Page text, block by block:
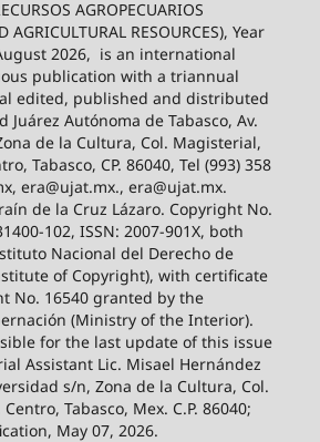
AGROPECUARIOS
AGRICULTURAL RESOURCES), Year
2026, is an international
publication with a triannual
edited, published and distributed
Juárez Autónoma de Tabasco, Av.
de la Cultura, Col. Magisterial,
Tabasco, CP. 86040, Tel (993) 358
era@ujat.mx., era@ujat.mx.
de la Cruz Lázaro. Copyright No.
102, ISSN: 2007-901X, both
Nacional del Derecho de
of Copyright), with certificate
No. 16540 granted by the
(Ministry of the Interior).
for the last update of this issue
Assistant Lic. Misael Hernández
s/n, Zona de la Cultura, Col.
Tabasco, Mex. C.P. 86040;
May 07, 2026.